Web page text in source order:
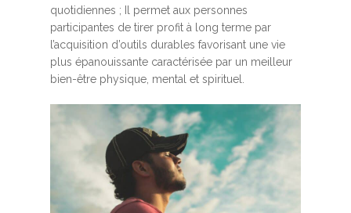
quotidiennes ; Il permet aux personnes
participantes de tirer profit à long terme par
l’acquisition d’outils durables favorisant une vie
plus épanouissante caractérisée par un meilleur
bien-être physique, mental et spirituel.